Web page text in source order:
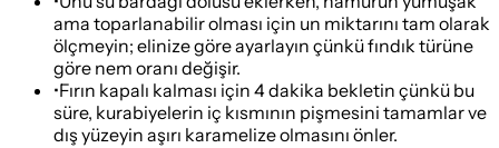
ama toparlanabilir olması için un miktarını tam olarak
ölçmeyin; elinize göre ayarlayın çünkü fındık türüne
göre nem oranı değişir.
•Fırın kapalı kalması için 4 dakika bekletin çünkü bu
süre, kurabiyelerin iç kısmının pişmesini tamamlar ve
dış yüzeyin aşırı karamelize olmasını önler.